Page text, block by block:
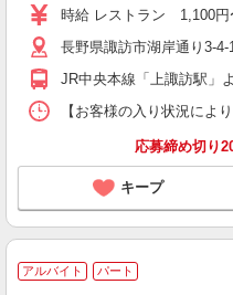
時給 レストラン 1,100円
長野県諏訪市湖岸通り3-4-
JR中央本線「上諏訪駅」
【お客様の入り状況に
応募締め切り
キープ
アルバイト パート